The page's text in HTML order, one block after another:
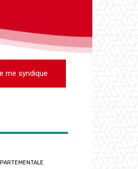
me syndique